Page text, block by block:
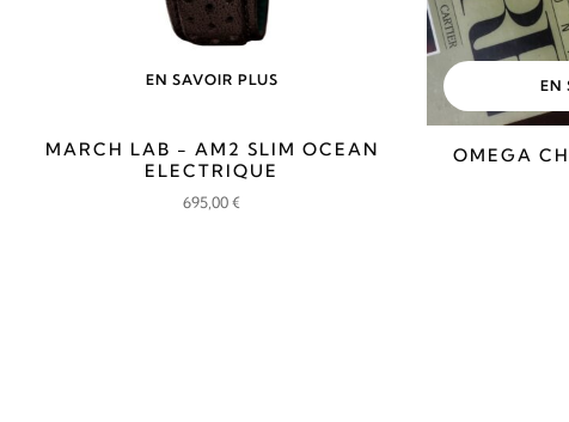
EN SAVOIR PLUS
MARCH LAB - AM2 SLIM OCEAN
ELECTRIQUE
695,00€
EN
OMEGA